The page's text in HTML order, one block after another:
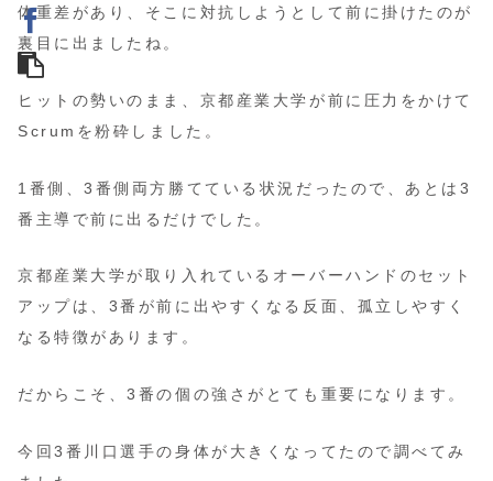
体重差があり、そこに対抗しようとして前に掛けたのが
裏目に出ましたね。
ヒットの勢いのまま、京都産業大学が前に圧力をかけて
Scrumを粉砕しました。
1番側、3番側両方勝てている状況だったので、あとは3
番主導で前に出るだけでした。
京都産業大学が取り入れているオーバーハンドのセット
アップは、3番が前に出やすくなる反面、孤立しやすく
なる特徴があります。
だからこそ、3番の個の強さがとても重要になります。
今回3番川口選手の身体が大きくなってたので調べてみ